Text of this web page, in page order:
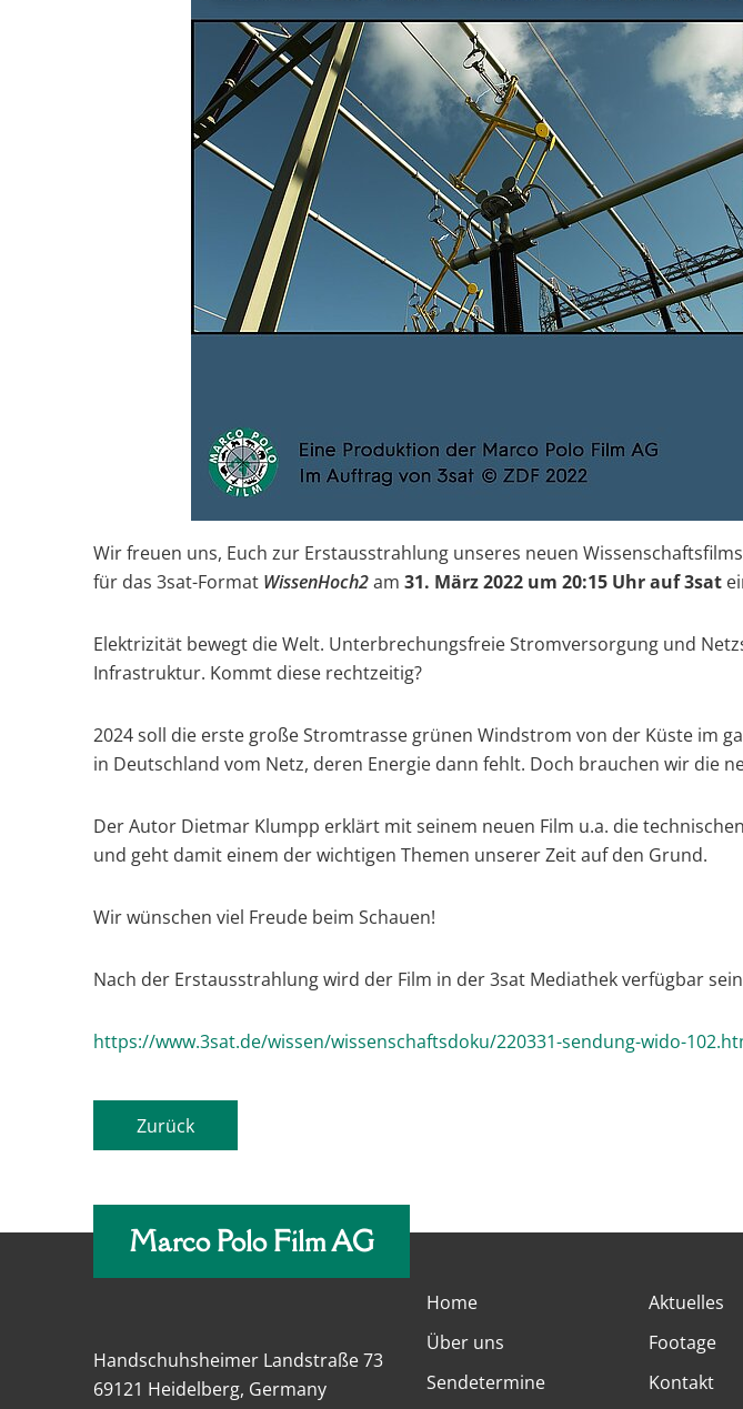
Wir freuen uns, Euch zur Erstausstrahlung unseres neuen Wissenschaftsfilms
für das 3sat-Format WissenHoch2am 31. März 2022 um 20:15 Uhr auf 3sat
Elektrizität bewegt die Welt. Unterbrechungsfreie Stromversorgung und
Infrastruktur. Kommt diese rechtzeitig?
2024 soll die erste große Stromtrasse grünen Windstrom von der Küste im
in Deutschland vom Netz, deren Energie dann fehlt. Doch brauchen wir die
Der Autor Dietmar Klumpp erklärt mit seinem neuen Film u.a. die
und geht damit einem der wichtigen Themen unserer Zeit auf den Grund.
Wir wünschen viel Freude beim Schauen!
Nach der Erstausstrahlung wird der Film in der 3sat Mediathek verfügbar
https://www.3sat.de/wissen/wissenschaftsdoku/220331-sendung-wido-
Zurück
Marco Polo Film AG
Handschuhsheimer Landstraße 73
69121 Heidelberg, Germany
Home
Über uns
Sendetermine
Aktuelles
Footage
Kontakt